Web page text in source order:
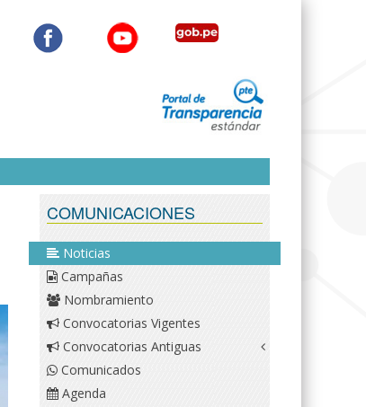
COMUNICACIONES
Noticias
Campañas
Nombramiento
Convocatorias Vigentes
Convocatorias Antiguas
Comunicados
Agenda